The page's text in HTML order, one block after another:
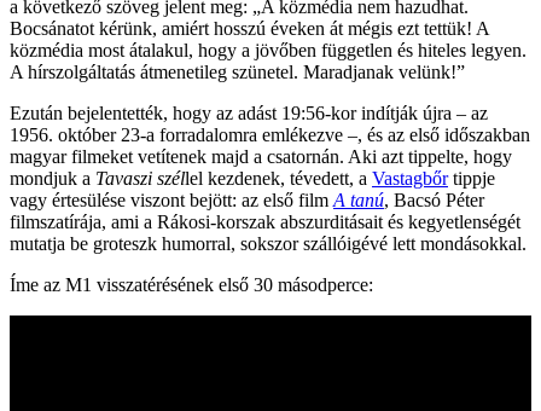
a következő szöveg jelent meg: „A közmédia nem hazudhat.
Bocsánatot kérünk, amiért hosszú éveken át mégis ezt tettük! A
közmédia most átalakul, hogy a jövőben független és hiteles legyen.
A hírszolgáltatás átmenetileg szünetel. Maradjanak velünk!”
Ezután bejelentették, hogy az adást 19:56-kor indítják újra – az
1956. október 23-a forradalomra emlékezve –, és az első időszakban
magyar filmeket vetítenek majd a csatornán. Aki azt tippelte, hogy
mondjuk a Tavaszi széllel kezdenek, tévedett, a Vastagbőrtippje
vagy értesülése viszont bejött: az első film A tanú, Bacsó Péter
filmszatírája, ami a Rákosi-korszak abszurditásait és kegyetlenségét
mutatja be groteszk humorral, sokszor szállóigévé lett mondásokkal.
Íme az M1 visszatérésének első 30 másodperce: